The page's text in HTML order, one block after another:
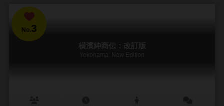
No.3
横濱紳商伝：改訂版
Yokohama: New Edition